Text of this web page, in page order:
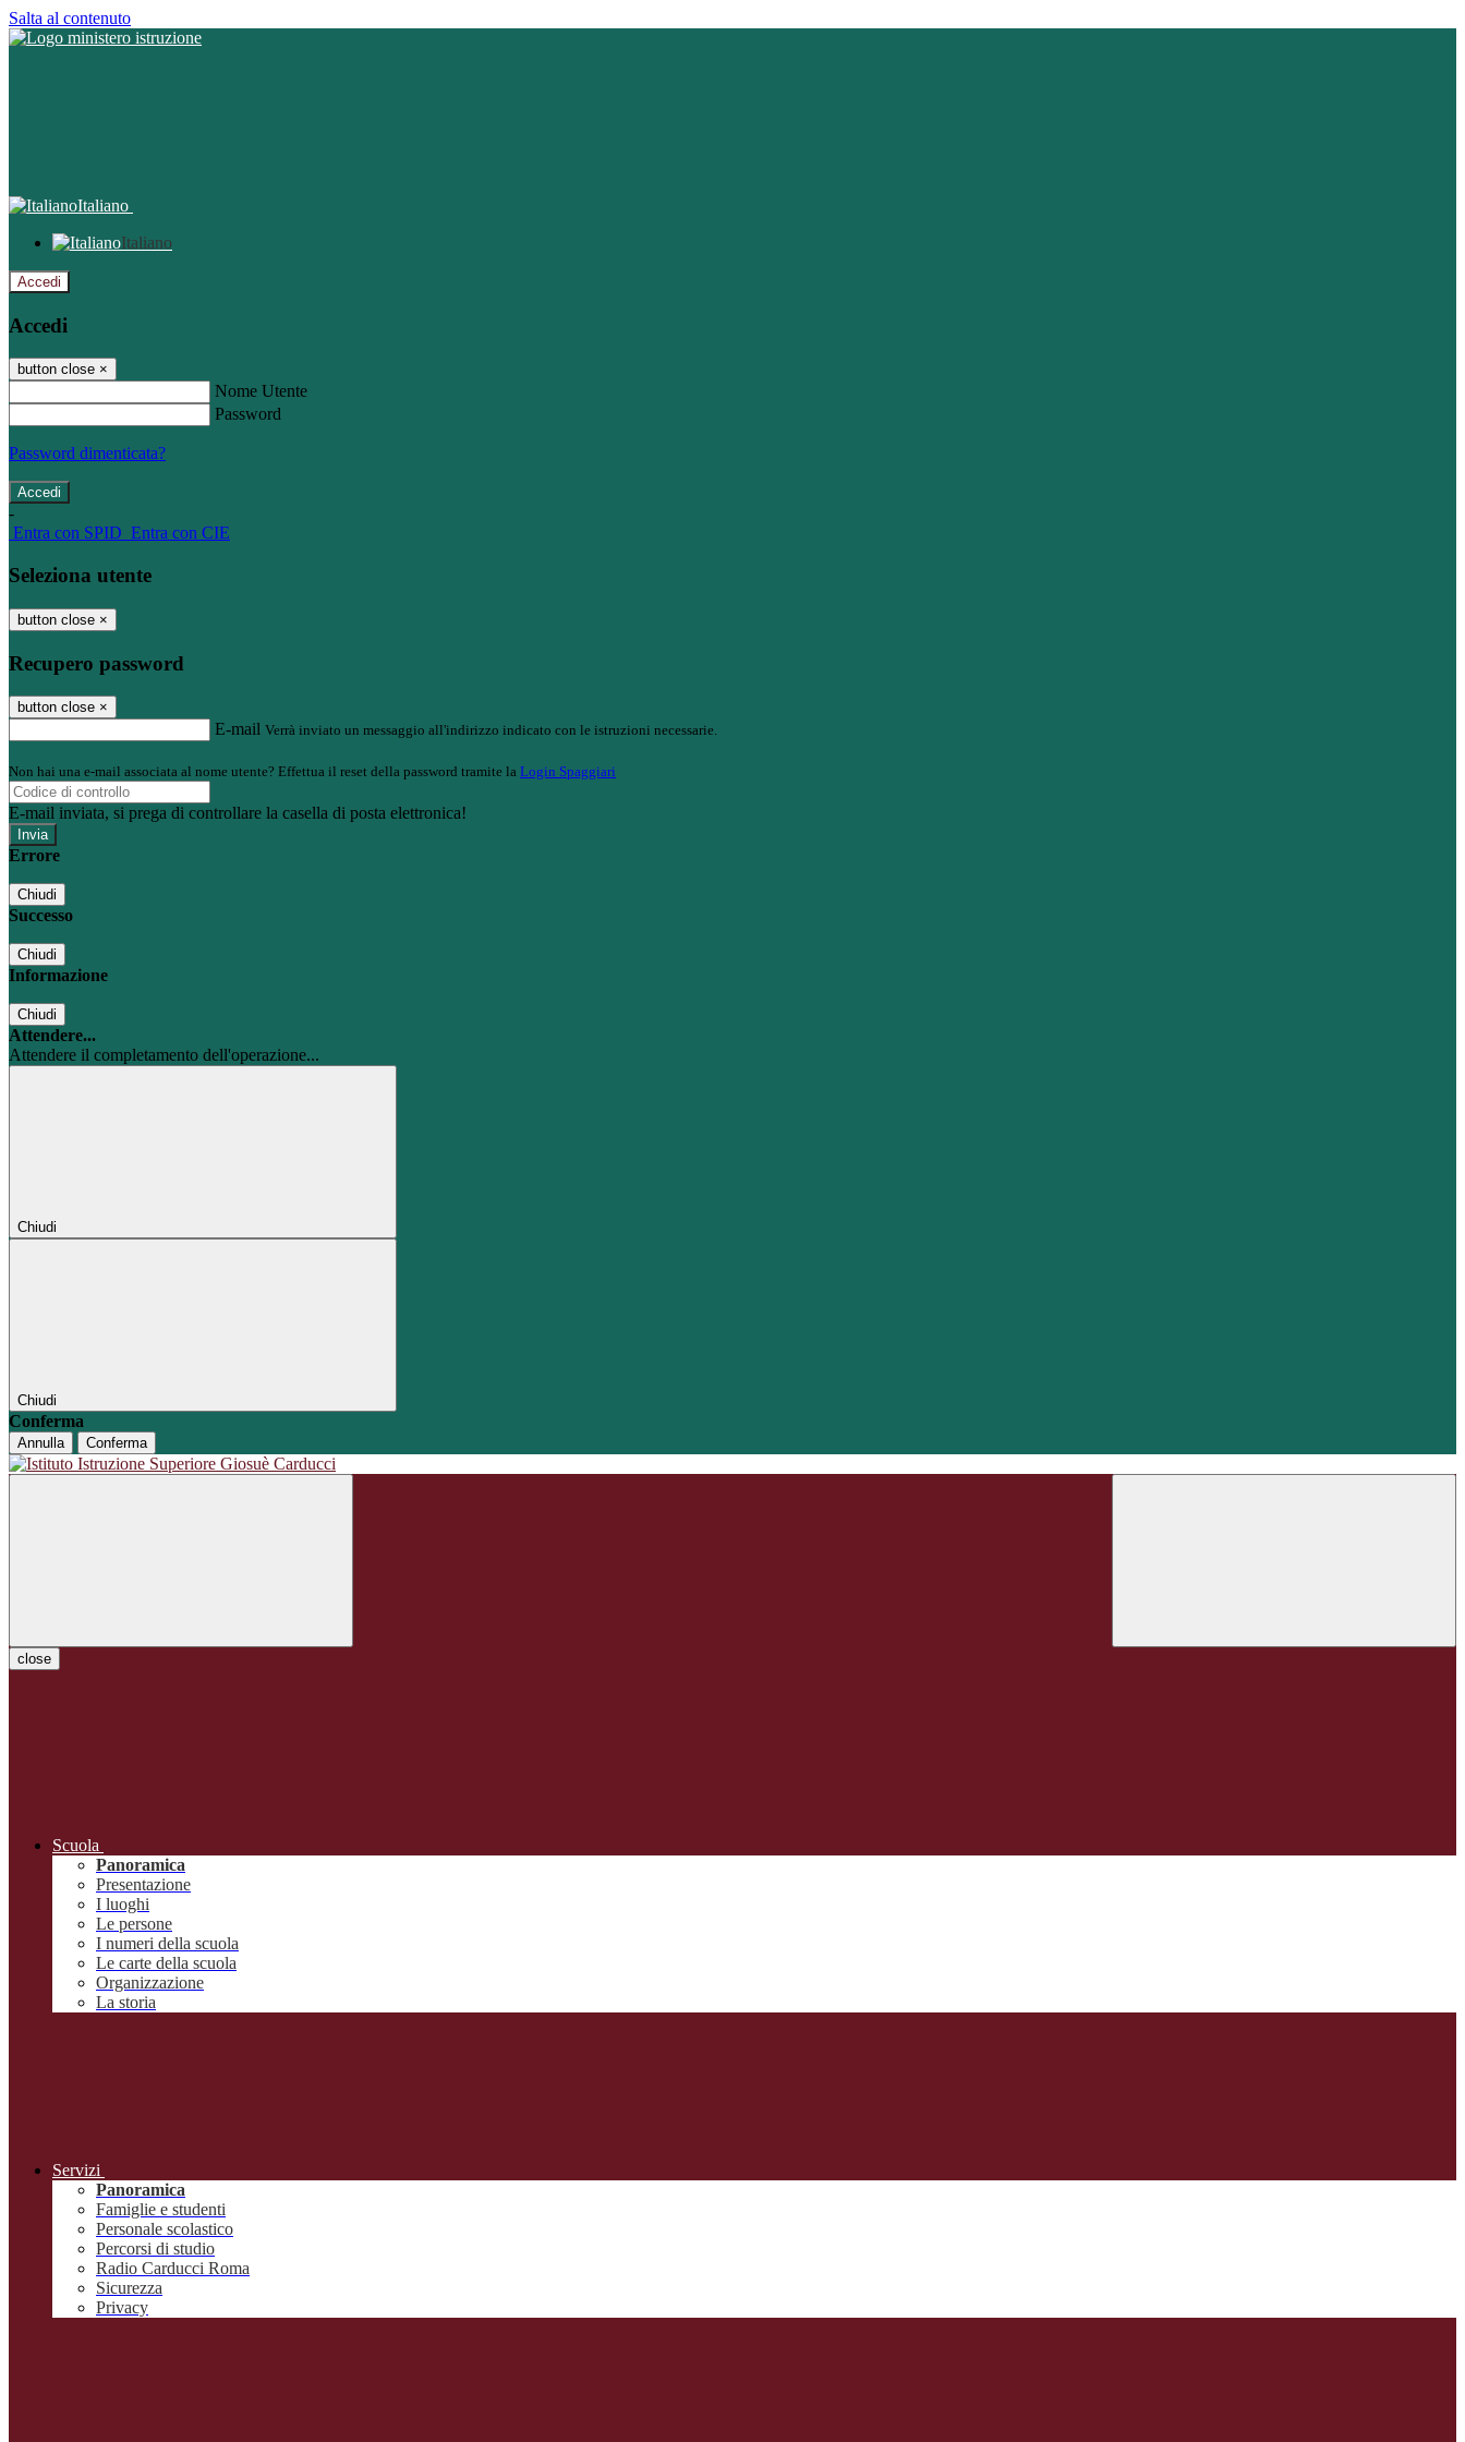
Salta al contenuto
Italiano
Italiano
Accedi
Accedi
button close ×
Nome Utente
Password
Password dimenticata?
-
Entra con SPID Entra con CIE
Seleziona utente
button close ×
Recupero password
button close ×
E-mail Verrà inviato un messaggio all'indirizzo indicato con le istruzioni necessarie.
Non hai una e-mail associata al nome utente? Effettua il reset della password tramite la Login Spaggiari
E-mail inviata, si prega di controllare la casella di posta elettronica!
Errore
Chiudi
Successo
Chiudi
Informazione
Chiudi
Attendere...
Attendere il completamento dell'operazione...
Chiudi
Chiudi
Conferma
Annulla Conferma
close
Scuola
Panoramica
Presentazione
I luoghi
Le persone
I numeri della scuola
Le carte della scuola
Organizzazione
La storia
Servizi
Panoramica
Famiglie e studenti
Personale scolastico
Percorsi di studio
Radio Carducci Roma
Sicurezza
Privacy